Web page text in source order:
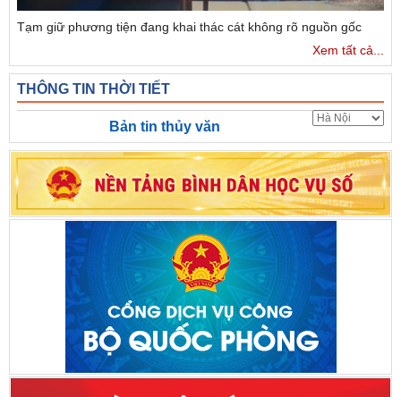
Tạm giữ phương tiện đang khai thác cát không rõ nguồn gốc
Xem tất cả...
THÔNG TIN THỜI TIẾT
Bản tin thủy văn